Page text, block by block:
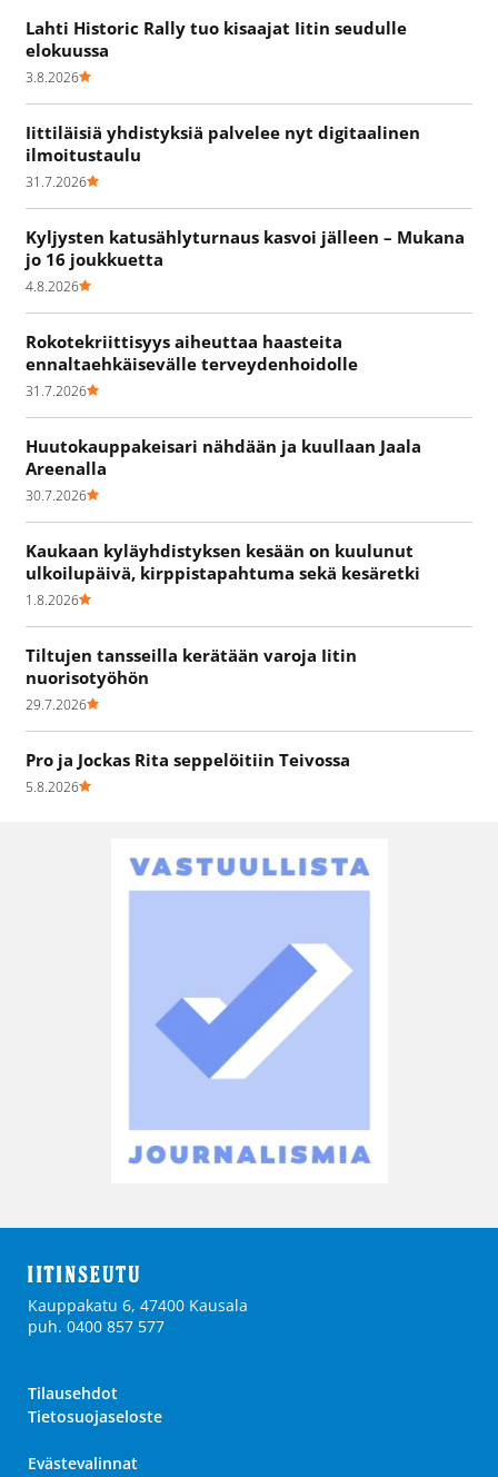
Lahti Historic Rally tuo kisaajat Iitin seudulle
elokuussa
3.8.2026
Iittiläisiä yhdistyksiä palvelee nyt digitaalinen
ilmoitustaulu
31.7.2026
Kyljysten katusählyturnaus kasvoi jälleen – Mukana
jo 16 joukkuetta
4.8.2026
Rokotekriittisyys aiheuttaa haasteita
ennaltaehkäisevälle terveydenhoidolle
31.7.2026
Huutokauppakeisari nähdään ja kuullaan Jaala
Areenalla
30.7.2026
Kaukaan kyläyhdistyksen kesään on kuulunut
ulkoilupäivä, kirppistapahtuma sekä kesäretki
1.8.2026
Tiltujen tansseilla kerätään varoja Iitin
nuorisotyöhön
29.7.2026
Pro ja Jockas Rita seppelöitiin Teivossa
5.8.2026
Kauppakatu 6, 47400 Kausala
puh. 0400 857 577
Tilausehdot
Tietosuojaseloste
Evästevalinnat